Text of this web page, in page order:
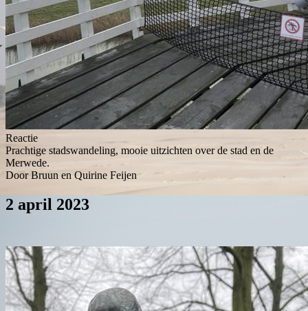
Reactie
Prachtige stadswandeling, mooie uitzichten over de stad en de
Merwede.
Door Bruun en Quirine Feijen
2 april 2023